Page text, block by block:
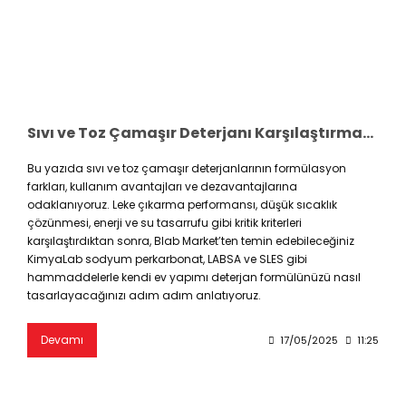
Sıvı ve Toz Çamaşır Deterjanı Karşılaştırması: Avantajlar, Dezavantajlar ve Doğru Seçim Rehberi
Bu yazıda sıvı ve toz çamaşır deterjanlarının formülasyon
farkları, kullanım avantajları ve dezavantajlarına
odaklanıyoruz. Leke çıkarma performansı, düşük sıcaklık
çözünmesi, enerji ve su tasarrufu gibi kritik kriterleri
karşılaştırdıktan sonra, Blab Market’ten temin edebileceğiniz
KimyaLab sodyum perkarbonat, LABSA ve SLES gibi
hammaddelerle kendi ev yapımı deterjan formülünüzü nasıl
tasarlayacağınızı adım adım anlatıyoruz.
Devamı 17/05/2025 11:25